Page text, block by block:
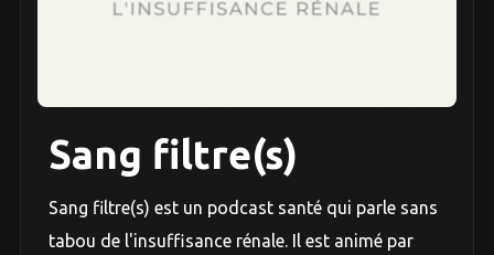
Sang filtre(s)
Sang filtre(s) est un podcast santé qui parle sans
tabou de l'insuffisance rénale. Il est animé par